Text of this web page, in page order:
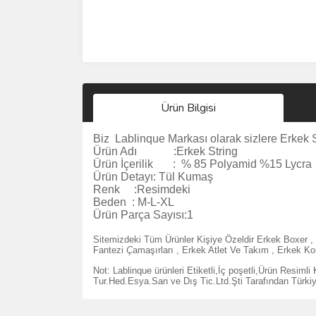
Ürün Bilgisi
Biz Lablinque Markası olarak sizlere Erkek
Ürün Adı :Erkek String
Ürün İçerilik : % 85 Polyamid %15 Lycra
Ürün Detayı: Tül Kumaş
Renk :Resimdeki
Beden : M-L-XL
Ürün Parça Sayısı:1
Sitemizdeki Tüm Ürünler Kişiye Özeldir Erkek Boxer
Fantezi Çamaşırları , Erkek Atlet Ve Takım , Erkek
Not: Lablinque ürünleri Etiketli,İç poşetli,Ürün
Tur.Hed.Esya.San ve Dış Tic.Ltd.Şti Tarafından Tü